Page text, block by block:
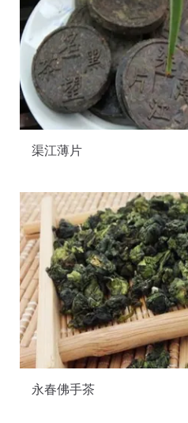
渠江薄片
永春佛手茶